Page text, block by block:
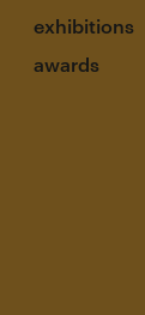
exhibitions
awards